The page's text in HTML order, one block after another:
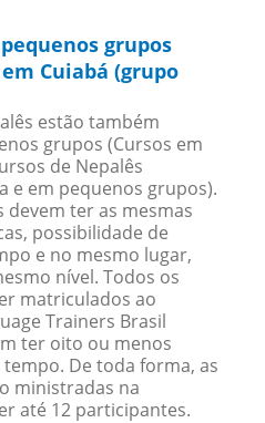
grupos
Cuiabá (grupo
estão também
grupos (Cursos em
de Nepalês
e em pequenos grupos).
ter as mesmas
possibilidade de
e no mesmo lugar,
nível. Todos os
matriculados ao
Trainers Brasil
ter oito ou menos
De toda forma, as
ministradas na
até 12 participantes.